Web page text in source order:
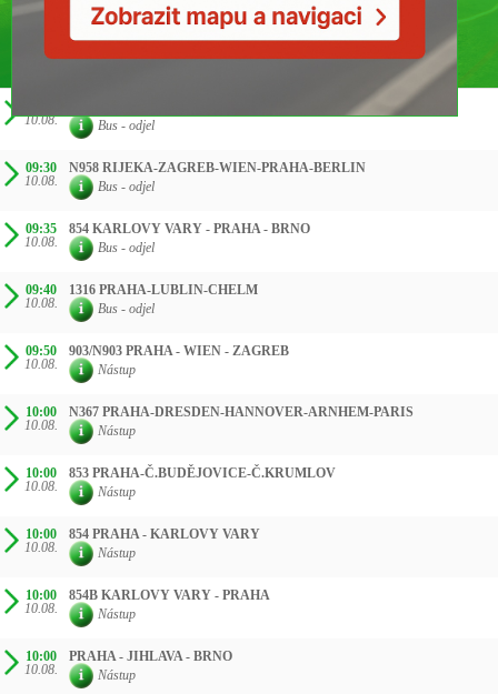
10.08.
Bus - odjel
09:30
10.08.
N958 RIJEKA-ZAGREB-WIEN-PRAHA-BERLIN
Bus - odjel
09:35
10.08.
854 KARLOVY VARY - PRAHA - BRNO
Bus - odjel
09:40
10.08.
1316 PRAHA-LUBLIN-CHELM
Bus - odjel
09:50
10.08.
903/N903 PRAHA - WIEN - ZAGREB
Nástup
10:00
10.08.
N367 PRAHA-DRESDEN-HANNOVER-ARNHEM-PARIS
Nástup
10:00
10.08.
853 PRAHA-Č.BUDĚJOVICE-Č.KRUMLOV
Nástup
10:00
10.08.
854 PRAHA - KARLOVY VARY
Nástup
10:00
10.08.
854B KARLOVY VARY - PRAHA
Nástup
10:00
10.08.
PRAHA - JIHLAVA - BRNO
Nástup